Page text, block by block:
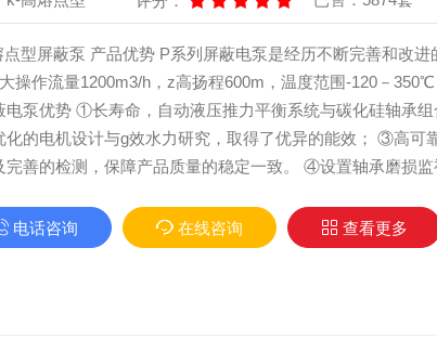
点型屏蔽泵 产品优势 P系列屏蔽电泵是经历不断完善和改
操作流量1200m3/h，z高扬程600m，温度范围-120－
电泵优势 ①长寿命，自动液压推力平衡系统与碳化硅轴承
化的电机设计与g效水力研究，取得了优异的能效； ③高可
完善的检测，保障产品质量的稳定一致。 ④设置轴承磨损监
电话咨询 在线咨询 查看更多